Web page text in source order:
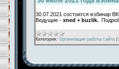
30.07.2021 состоится вэбинар
Ведущие - xned + buzlik.
Категория: Организация работы сайта